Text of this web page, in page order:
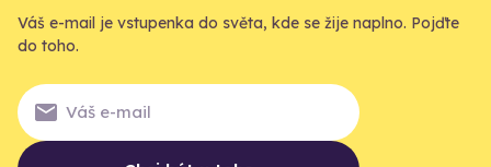
Váš e-mail je vstupenka do světa, kde se žije naplno. Pojďte
do toho.